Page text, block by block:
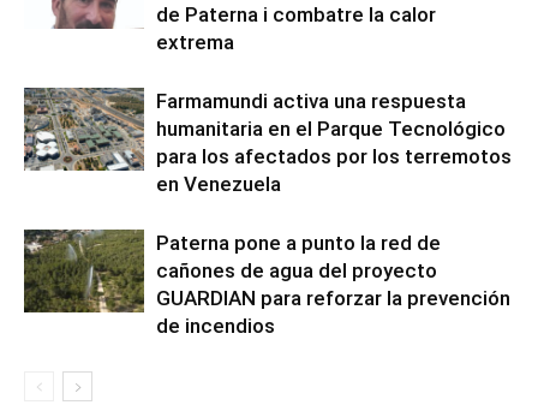
de Paterna i combatre la calor
extrema
Farmamundi activa una respuesta
humanitaria en el Parque Tecnológico
para los afectados por los terremotos
en Venezuela
Paterna pone a punto la red de
cañones de agua del proyecto
GUARDIAN para reforzar la prevención
de incendios